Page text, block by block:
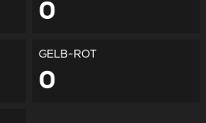
0
GELB-ROT
0